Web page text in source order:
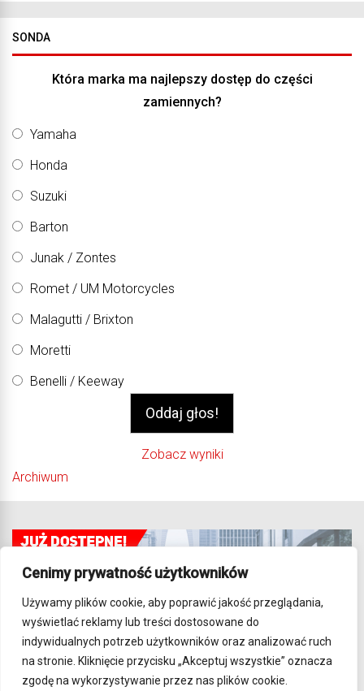
Cenimy prywatność użytkowników
Używamy plików cookie, aby poprawić jakość przeglądania,
wyświetlać reklamy lub treści dostosowane do
indywidualnych potrzeb użytkowników oraz analizować ruch
na stronie. Kliknięcie przycisku „Akceptuj wszystkie” oznacza
zgodę na wykorzystywanie przez nas plików cookie.
SONDA
Która marka ma najlepszy dostęp do części
zamiennych?
Yamaha
Honda
Suzuki
Barton
Junak / Zontes
Romet / UM Motorcycles
Malagutti / Brixton
Moretti
Benelli / Keeway
Zobacz wyniki
Archiwum